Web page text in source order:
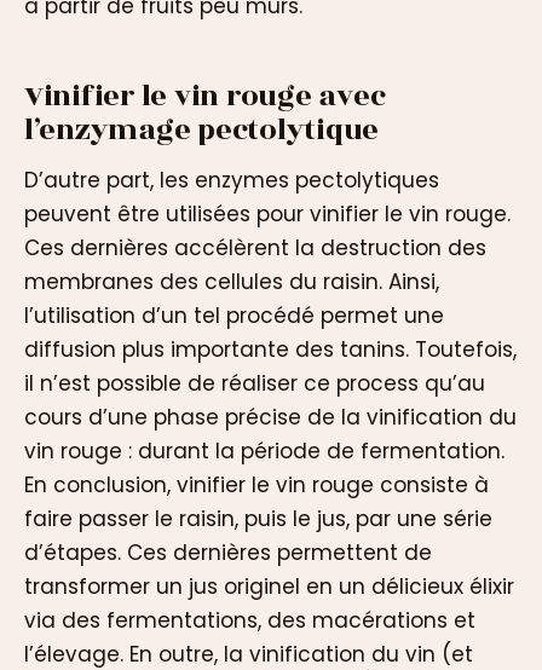
à partir de fruits peu mûrs.
Vinifier le vin rouge avec
l’enzymage pectolytique
D’autre part, les enzymes pectolytiques
peuvent être utilisées pour vinifier le vin rouge.
Ces dernières accélèrent la destruction des
membranes des cellules du raisin. Ainsi,
l’utilisation d’un tel procédé permet une
diffusion plus importante des tanins. Toutefois,
il n’est possible de réaliser ce process qu’au
cours d’une phase précise de la vinification du
vin rouge : durant la période de fermentation.
En conclusion, vinifier le vin rouge consiste à
faire passer le raisin, puis le jus, par une série
d’étapes. Ces dernières permettent de
transformer un jus originel en un délicieux élixir
via des fermentations, des macérations et
l’élevage. En outre, la vinification du vin (et